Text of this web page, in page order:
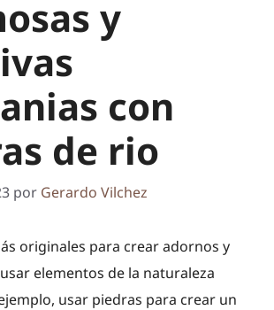
y
con
de rio
por Gerardo Vilchez
originales para crear adornos y
elementos de la naturaleza
usar piedras para crear un